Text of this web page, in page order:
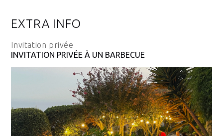
EXTRA INFO
Invitation privée
INVITATION PRIVÉE À UN BARBECUE